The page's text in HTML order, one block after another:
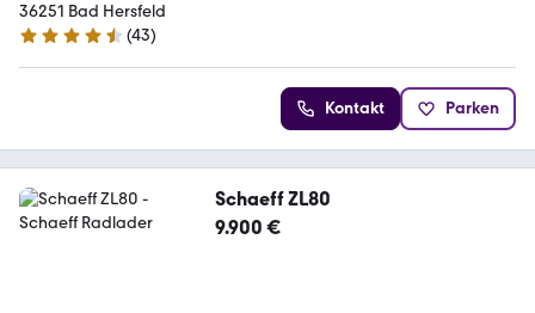
36251 Bad Hersfeld
4.5 Sterne
(43)
Kontakt Parken
Schaeff ZL80
9.900 €